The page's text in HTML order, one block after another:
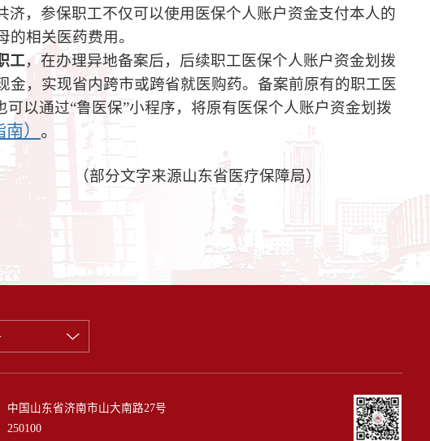
济，参保职工不仅可以使用医保个人账户资金支付本人的
相关医药费用。
工，在办理异地备案后，后续职工医保个人账户资金划拨
，实现省内跨市或跨省就医购药。备案前原有的职工医
以通过“鲁医保”小程序，将原有医保个人账户资金划拨
） 。
（部分文字来源山东省医疗保障局）
中国山东省济南市山大南路27号
250100